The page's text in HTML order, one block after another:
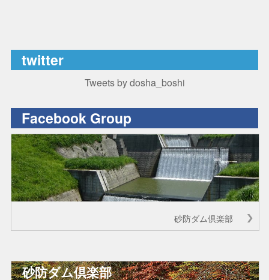
twitter
Tweets by dosha_boshi
Facebook Group
砂防ダム倶楽部
砂防ダム倶楽部